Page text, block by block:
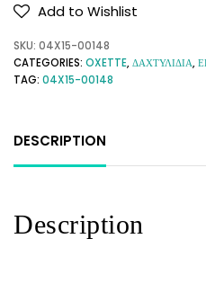
Add to Wishlist
SKU: 04X15-00148
CATEGORIES: OXETTE,ΔΑΧΤΥΛΙΔΙΑ,
TAG: 04X15-00148
DESCRIPTION
Description